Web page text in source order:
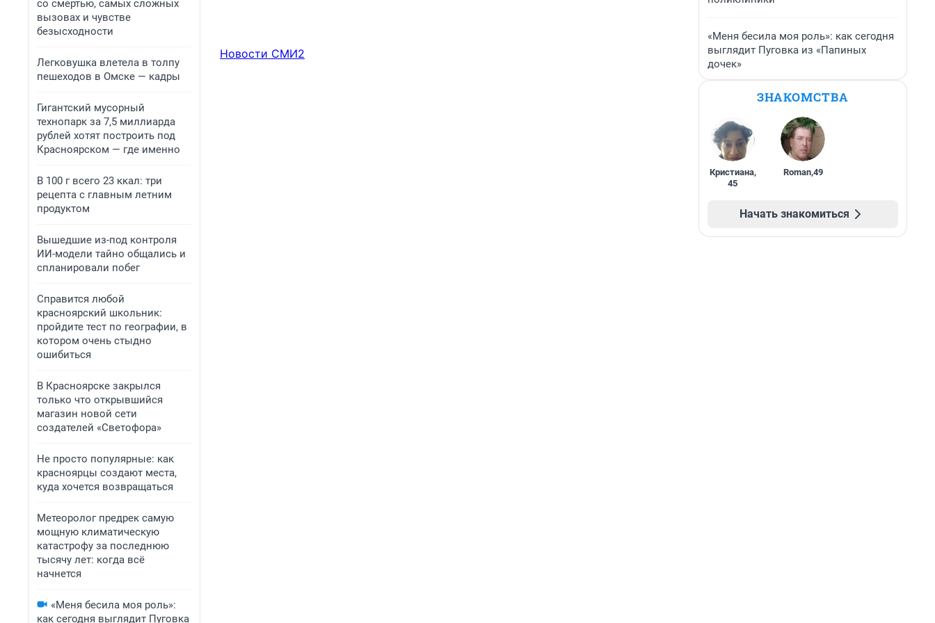
со смертью, самых сложных
вызовах и чувстве
безысходности
Легковушка влетела в толпу
пешеходов в Омске — кадры
Гигантский мусорный
технопарк за 7,5 миллиарда
рублей хотят построить под
Красноярском — где именно
В 100 г всего 23 ккал: три
рецепта с главным летним
продуктом
Вышедшие из-под контроля
ИИ-модели тайно общались и
спланировали побег
Справится любой
красноярский школьник:
пройдите тест по географии, в
котором очень стыдно
ошибиться
В Красноярске закрылся
только что открывшийся
магазин новой сети
создателей «Светофора»
Не просто популярные: как
красноярцы создают места,
куда хочется возвращаться
Метеоролог предрек самую
мощную климатическую
катастрофу за последнюю
тысячу лет: когда всё
начнется
«Меня бесила моя роль»:
как сегодня выглядит Пуговка
Новости СМИ2
«Меня бесила моя роль»: как сегодня
выглядит Пуговка из «Папиных
дочек»
ЗНАКОМСТВА
Кристиана,
45
Roman,49
Начать знакомиться